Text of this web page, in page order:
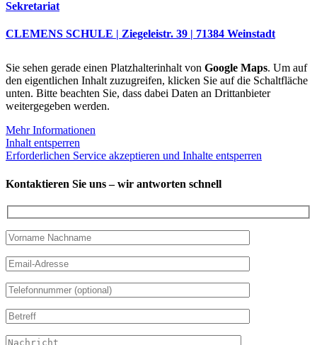
Sekretariat
CLEMENS SCHULE | Ziegeleistr. 39 | 71384 Weinstadt
Sie sehen gerade einen Platzhalterinhalt von Google Maps. Um auf
den eigentlichen Inhalt zuzugreifen, klicken Sie auf die Schaltfläche
unten. Bitte beachten Sie, dass dabei Daten an Drittanbieter
weitergegeben werden.
Mehr Informationen
Inhalt entsperren
Erforderlichen Service akzeptieren und Inhalte entsperren
Kontaktieren Sie uns – wir antworten schnell